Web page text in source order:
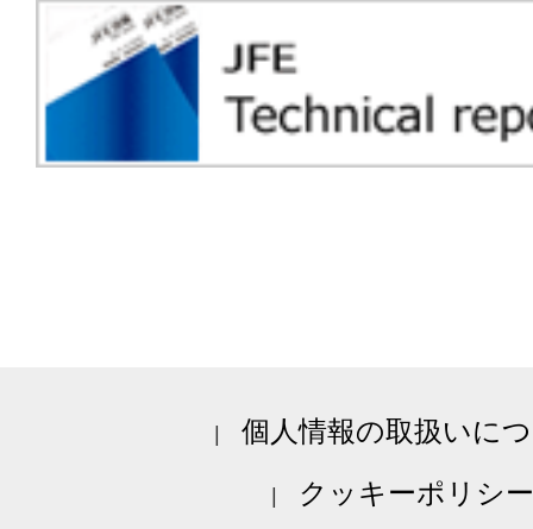
個人情報の取扱いに
クッキーポリシー